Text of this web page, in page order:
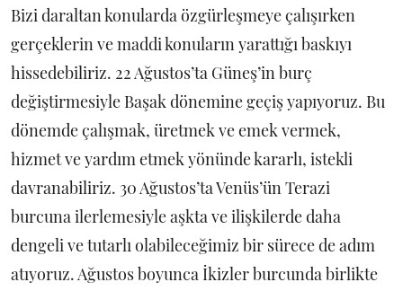
Bizi daraltan konularda özgürleşmeye çalışırken
gerçeklerin ve maddi konuların yarattığı baskıyı
hissedebiliriz. 22 Ağustos’ta Güneş’in burç
değiştirmesiyle Başak dönemine geçiş yapıyoruz. Bu
dönemde çalışmak, üretmek ve emek vermek,
hizmet ve yardım etmek yönünde kararlı, istekli
davranabiliriz. 30 Ağustos’ta Venüs’ün Terazi
burcuna ilerlemesiyle aşkta ve ilişkilerde daha
dengeli ve tutarlı olabileceğimiz bir sürece de adım
atıyoruz. Ağustos boyunca İkizler burcunda birlikte